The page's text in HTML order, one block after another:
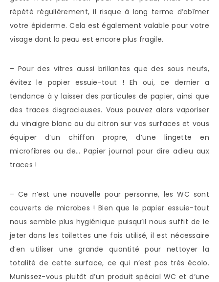
répété régulièrement, il risque à long terme d’abîmer
votre épiderme. Cela est également valable pour votre
visage dont la peau est encore plus fragile.
– Pour des vitres aussi brillantes que des sous neufs,
évitez le papier essuie-tout ! Eh oui, ce dernier a
tendance à y laisser des particules de papier, ainsi que
des traces disgracieuses. Vous pouvez alors vaporiser
du vinaigre blanc ou du citron sur vos surfaces et vous
équiper d’un chiffon propre, d’une lingette en
microfibres ou de… Papier journal pour dire adieu aux
traces !
– Ce n’est une nouvelle pour personne, les WC sont
couverts de microbes ! Bien que le papier essuie-tout
nous semble plus hygiénique puisqu’il nous suffit de le
jeter dans les toilettes une fois utilisé, il est nécessaire
d’en utiliser une grande quantité pour nettoyer la
totalité de cette surface, ce qui n’est pas très écolo.
Munissez-vous plutôt d’un produit spécial WC et d’une